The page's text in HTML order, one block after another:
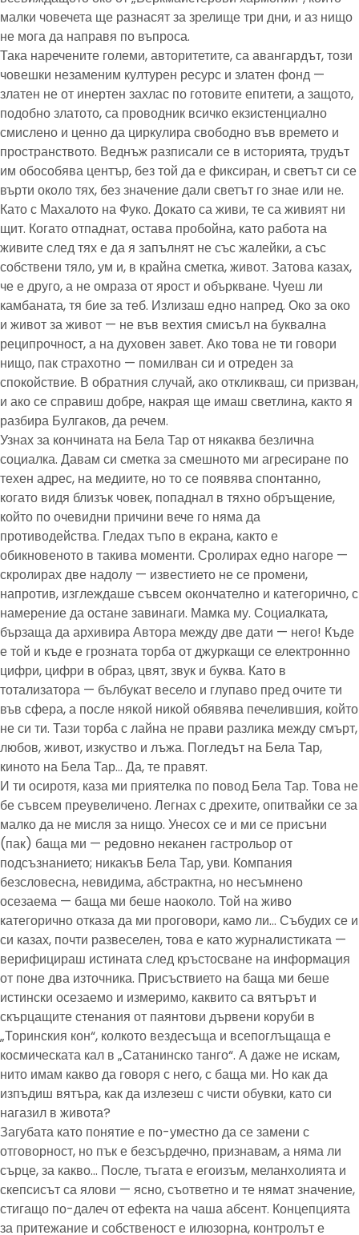
малки човечета ще разнасят за зрелище три дни, и аз нищо
не мога да направя по въпроса.
Така наречените големи, авторитетите, са авангардът, този
човешки незаменим културен ресурс и златен фонд —
златен не от инертен захлас по готовите епитети, а защото,
подобно златото, са проводник всичко екзистенциално
смислено и ценно да циркулира свободно във времето и
пространството. Веднъж разписали се в историята, трудът
им обособява център, без той да е фиксиран, и светът си се
върти около тях, без значение дали светът го знае или не.
Като с Махалото на Фуко. Докато са живи, те са живият ни
щит. Когато отпаднат, остава пробойна, като работа на
живите след тях е да я запълнят не със жалейки, а със
собствени тяло, ум и, в крайна сметка, живот. Затова казах,
че е друго, а не омраза от ярост и объркване. Чуеш ли
камбаната, тя бие за теб. Излизаш едно напред. Око за око
и живот за живот — не във вехтия смисъл на буквална
реципрочност, а на духовен завет. Ако това не ти говори
нищо, пак страхотно — помилван си и отреден за
спокойствие. В обратния случай, ако откликваш, си призван,
и ако се справиш добре, накрая ще имаш светлина, както я
разбира Булгаков, да речем.
Узнах за кончината на Бела Тар от някаква безлична
социалка. Давам си сметка за смешното ми агресиране по
техен адрес, на медиите, но то се появява спонтанно,
когато видя близък човек, попаднал в тяхно обръщение,
който по очевидни причини вече го няма да
противодейства. Гледах тъпо в екрана, както е
обикновеното в такива моменти. Сролирах едно нагоре —
скролирах две надолу — известието не се промени,
напротив, изглеждаше съвсем окончателно и категорично, с
намерение да остане завинаги. Мамка му. Социалката,
бързаща да архивира Автора между две дати — него! Къде
е той и къде е грозната торба от джуркащи се електроннно
цифри, цифри в образ, цвят, звук и буква. Като в
тотализатора — бълбукат весело и глупаво пред очите ти
във сфера, а после някой никой обявява печелившия, който
не си ти. Тази торба с лайна не прави разлика между смърт,
любов, живот, изкуство и лъжа. Погледът на Бела Тар,
киното на Бела Тар… Да, те правят.
И ти осиротя, каза ми приятелка по повод Бела Тар. Това не
бе съвсем преувеличено. Легнах с дрехите, опитвайки се за
малко да не мисля за нищо. Унесох се и ми се присъни
(пак) баща ми — редовно неканен гастрольор от
подсъзнанието; никакъв Бела Тар, уви. Компания
безсловесна, невидима, абстрактна, но несъмнено
осезаема — баща ми беше наоколо. Той на живо
категорично отказа да ми проговори, камо ли… Събудих се и
си казах, почти развеселен, това е като журналистиката —
верифицираш истината след кръстосване на информация
от поне два източника. Присъствието на баща ми беше
истински осезаемо и измеримо, каквито са вятърът и
скърцащите стенания от паянтови дървени коруби в
„Торинския кон“, колкото вездесъща и всепоглъщаща е
космическата кал в „Сатанинско танго“. А даже не искам,
нито имам какво да говоря с него, с баща ми. Но как да
изпъдиш вятъра, как да излезеш с чисти обувки, като си
нагазил в живота?
Загубата като понятие е по-уместно да се замени с
отговорност, но пък е безсърдечно, признавам, а няма ли
сърце, за какво… После, тъгата е егоизъм, меланхолията и
скепсисът са ялови — ясно, съответно и те нямат значение,
стигащо по-далеч от ефекта на чаша абсент. Концепцията
за притежание и собственост е илюзорна, контролът е